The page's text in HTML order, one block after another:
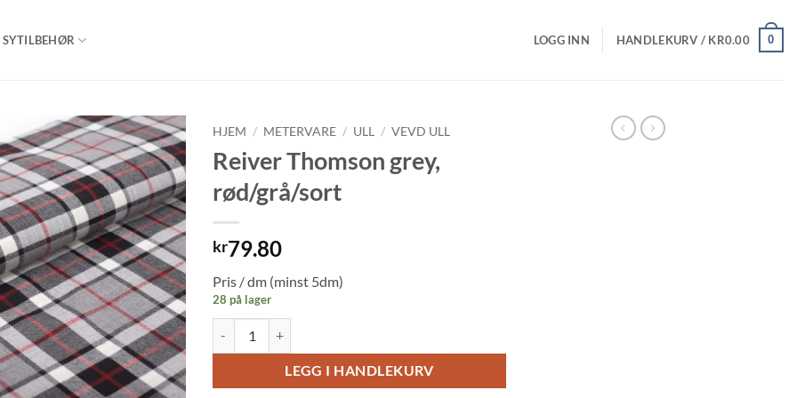
SYTILBEHØR LOGG INN HANDLEKURV / KR0.00 0
HJEM / METERVARE / ULL / VEVD ULL
Reiver Thomson grey,
rød/grå/sort
kr79.80
Pris / dm (minst 5dm)
28 på lager
LEGG I HANDLEKURV